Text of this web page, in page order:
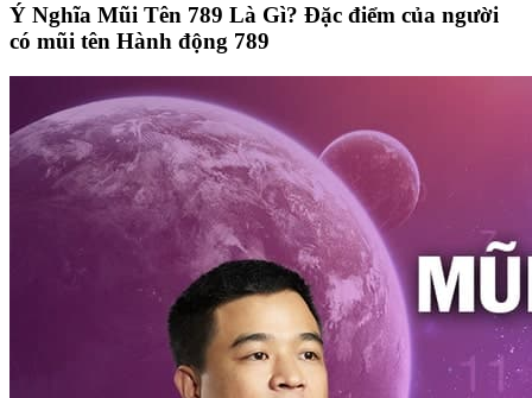
Ý Nghĩa Mũi Tên 789 Là Gì? Đặc điểm của người
có mũi tên Hành động 789